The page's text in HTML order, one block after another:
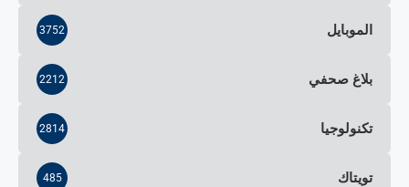
الموبايل 3752
بلاغ صحفي 2212
تكنولوجيا 2814
تويتاك 485